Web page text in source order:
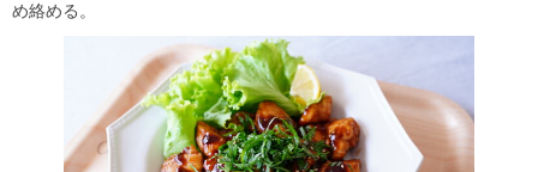
め絡める。